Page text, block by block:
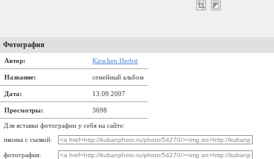
Фотография
Автор: Kirschen Herbst
Название: семейный альбом
Дата: 13.09.2007
Просмотры: 3698
Для вставки фотографии у себя на сайте:
иконка с сылкой:
фотография: